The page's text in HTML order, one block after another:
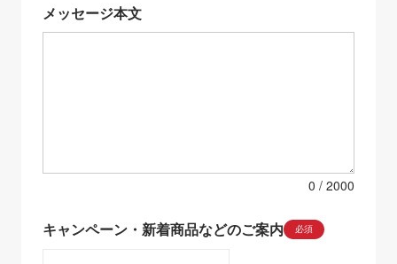
メッセージ本文
0
キャンペーン・新着商品などのご案内 必須